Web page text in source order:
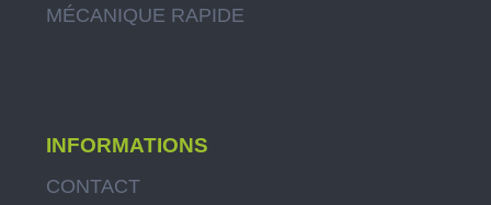
MÉCANIQUE RAPIDE
INFORMATIONS
CONTACT